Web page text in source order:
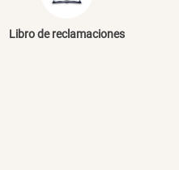
Libro de reclamaciones